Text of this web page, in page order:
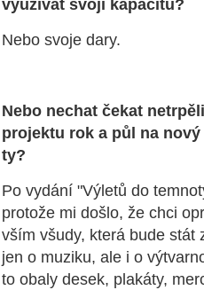
využívat svoji kapacitu?
Nebo svoje dary.
Nebo nechat čekat
projektu rok a půl na
ty?
Po vydání "Výletů do
protože mi došlo, že chci
vším všudy, která bude stát
jen o muziku, ale i o
to obaly desek, plakáty,